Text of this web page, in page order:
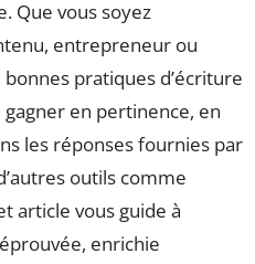
Que vous soyez
entrepreneur ou
pratiques d’écriture
en pertinence, en
les réponses fournies par
outils comme
article vous guide à
enrichie